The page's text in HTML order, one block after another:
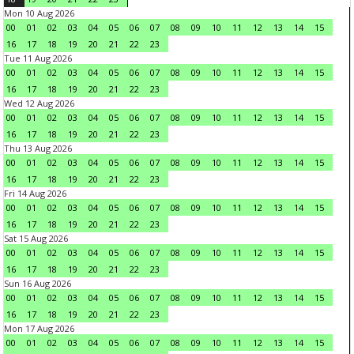
Mon 10 Aug 2026
00
01 02 03 04 05 06 07 08 09 10 11 12 13 14
15
16
17 18 19 20 21 22
23
Tue 11 Aug 2026
00
01 02 03 04 05 06 07 08 09 10 11 12 13 14
15
16
17 18 19 20 21 22
23
Wed 12 Aug 2026
00
01 02 03 04 05 06 07 08 09 10 11 12 13 14
15
16
17 18 19 20 21 22
23
Thu 13 Aug 2026
00
01 02 03 04 05 06 07 08 09 10 11 12 13 14
15
16
17 18 19 20 21 22
23
Fri 14 Aug 2026
00
01 02 03 04 05 06 07 08 09 10 11 12 13 14
15
16
17 18 19 20 21 22
23
Sat 15 Aug 2026
00
01 02 03 04 05 06 07 08 09 10 11 12 13 14
15
16
17 18 19 20 21 22
23
Sun 16 Aug 2026
00
01 02 03 04 05 06 07 08 09 10 11 12 13 14
15
16
17 18 19 20 21 22
23
Mon 17 Aug 2026
00
01 02 03 04 05 06 07 08 09 10 11 12 13 14
15